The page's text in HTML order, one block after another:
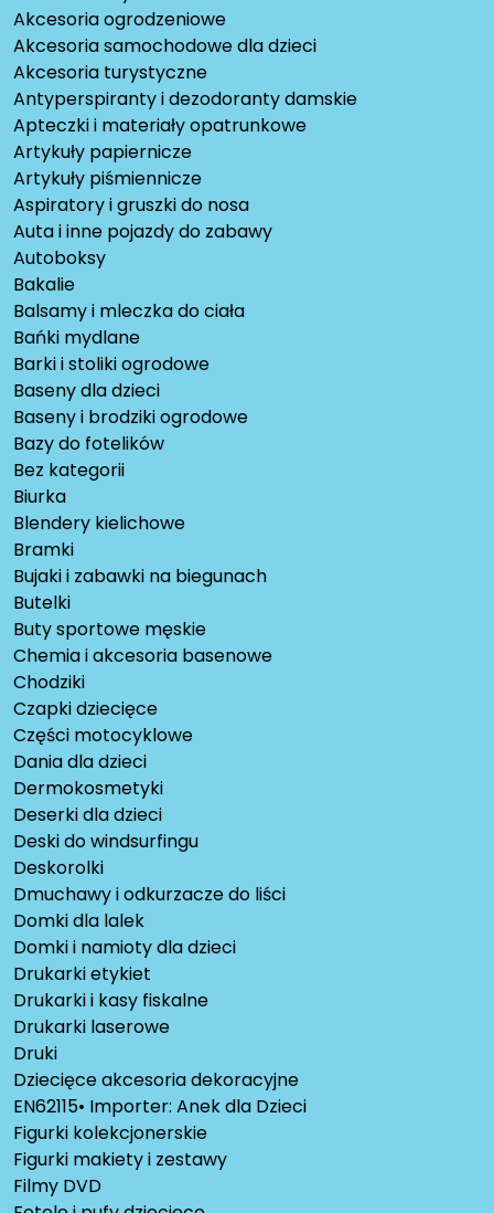
Akcesoria ogrodzeniowe
Akcesoria samochodowe dla dzieci
Akcesoria turystyczne
Antyperspiranty i dezodoranty damskie
Apteczki i materiały opatrunkowe
Artykuły papiernicze
Artykuły piśmiennicze
Aspiratory i gruszki do nosa
Auta i inne pojazdy do zabawy
Autoboksy
Bakalie
Balsamy i mleczka do ciała
Bańki mydlane
Barki i stoliki ogrodowe
Baseny dla dzieci
Baseny i brodziki ogrodowe
Bazy do fotelików
Bez kategorii
Biurka
Blendery kielichowe
Bramki
Bujaki i zabawki na biegunach
Butelki
Buty sportowe męskie
Chemia i akcesoria basenowe
Chodziki
Czapki dziecięce
Części motocyklowe
Dania dla dzieci
Dermokosmetyki
Deserki dla dzieci
Deski do windsurfingu
Deskorolki
Dmuchawy i odkurzacze do liści
Domki dla lalek
Domki i namioty dla dzieci
Drukarki etykiet
Drukarki i kasy fiskalne
Drukarki laserowe
Druki
Dziecięce akcesoria dekoracyjne
EN62115• Importer: Anek dla Dzieci
Figurki kolekcjonerskie
Figurki makiety i zestawy
Filmy DVD